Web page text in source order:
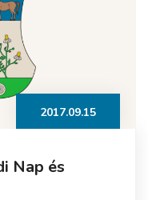
2017.09.15
Nap és